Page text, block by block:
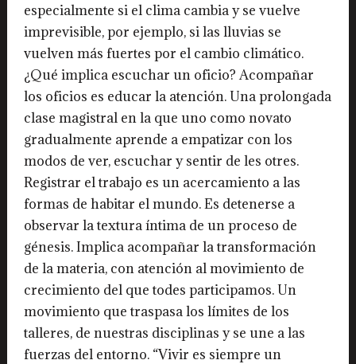
especialmente si el clima cambia y se vuelve
imprevisible, por ejemplo, si las lluvias se
vuelven más fuertes por el cambio climático.
¿Qué implica escuchar un oficio? Acompañar
los oficios es educar la atención. Una prolongada
clase magistral en la que uno como novato
gradualmente aprende a empatizar con los
modos de ver, escuchar y sentir de les otres.
Registrar el trabajo es un acercamiento a las
formas de habitar el mundo. Es detenerse a
observar la textura íntima de un proceso de
génesis. Implica acompañar la transformación
de la materia, con atención al movimiento de
crecimiento del que todes participamos. Un
movimiento que traspasa los límites de los
talleres, de nuestras disciplinas y se une a las
fuerzas del entorno. “Vivir es siempre un